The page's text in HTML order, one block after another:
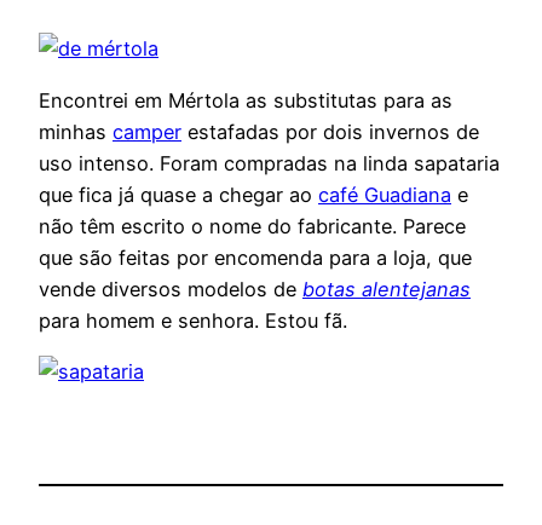
Encontrei em Mértola as substitutas para as
minhas camper estafadas por dois invernos de
uso intenso. Foram compradas na linda sapataria
que fica já quase a chegar ao café Guadiana e
não têm escrito o nome do fabricante. Parece
que são feitas por encomenda para a loja, que
vende diversos modelos de botas alentejanas
para homem e senhora. Estou fã.